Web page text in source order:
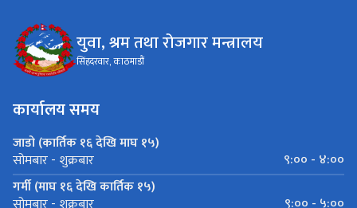
युवा, श्रम तथा रोजगार मन्त्रालय
सिंहदरवार, काठमाडौं
कार्यालय समय
जाडो (कार्तिक १६ देखि माघ १५)
सोमबार - शुक्रबार
९:०० - ४:००
गर्मी (माघ १६ देखि कार्तिक १५)
सोमबार - शुक्रबार ९:०० - ५:००